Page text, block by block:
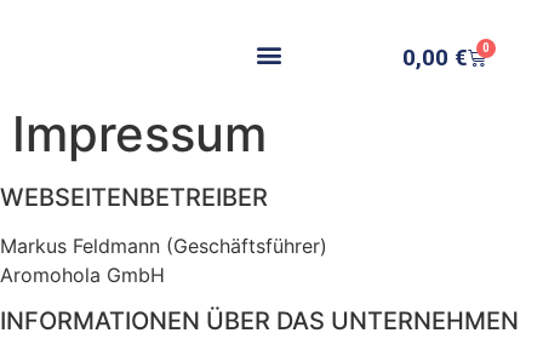
0,00 € 0
Impressum
WEBSEITENBETREIBER
Markus Feldmann (Geschäftsführer)
Aromohola GmbH
INFORMATIONEN ÜBER DAS UNTERNEHMEN